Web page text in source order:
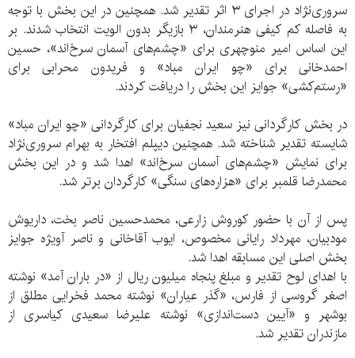
سروری‌نژاد در اجرای ۳ اثر تقدیر شد. همچنین در این بخش با توجه
به فاصله کم کیفی هنرمندان، ۳ بازیگر بدون الویت انتخاب شدند. بر
این اساس امیر منوچهری برای «چشم‌های آسمان سرخ‌اند»، حسین
احمدخانی برای «چو ایران مباد» و فریدون محرابی برای
«رستم‌کشی» جوایز این بخش را دریافت کردند.
در بخش کارگردانی نیز سعید نجفیان برای کارگردانی «چو ایران مباد»
شایسته تقدیر شناخته شد. همچنین دیپلم افتخار به بهرام سروری‌نژاد
برای نمایش «چشم‌های آسمان سرخ‌اند» اهدا شد و در این بخش
محمدرضا قلمبر برای «هزاره‌های سنگی» کارگردان برتر شد.
پس از آن با حضور کوروش زارعی، محمدحسین ناصر بخت، داریوش
مودبیان، مهرداد رایانی مخصوص، ایوب آقاخانی و ناصر آویژه جوایز
بخش اصلی این مسابقه اهدا شد.
با اهدای لوح تقدیر و مبلغ پنجاه میلیون ریال از «در باران آمد» نوشته
اصغر گروسی از فارس، «گذر عیاران» نوشته محمد فخرایی مطلق از
بوشهر و «آیین دست‌اندازی» نوشته علیرضا سعیدی کیاسری از
مازندران تقدیر شد.